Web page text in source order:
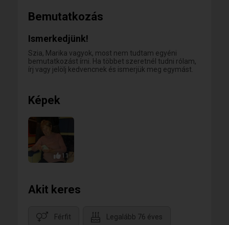
Bemutatkozás
Ismerkedjünk!
Szia, Marika vagyok, most nem tudtam egyéni
bemutatkozást írni. Ha többet szeretnél tudni rólam,
írj vagy jelölj kedvencnek és ismerjük meg egymást.
Képek
11
Akit keres
Férfit Legalább 76 éves